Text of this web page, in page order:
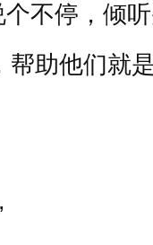
不停，倾听
帮助他们就